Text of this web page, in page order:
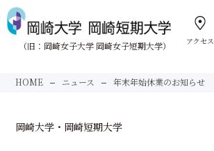
（旧：岡崎女子大学 岡崎女子短期大学） アクセス
向きあう。
大学紹介
HOME ニュース 年末年始休業のお知らせ
岡崎大学・岡崎短期大学